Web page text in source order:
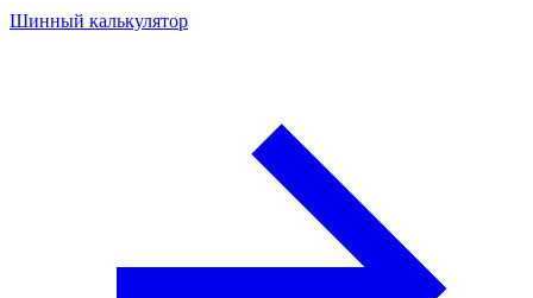
Шинный калькулятор